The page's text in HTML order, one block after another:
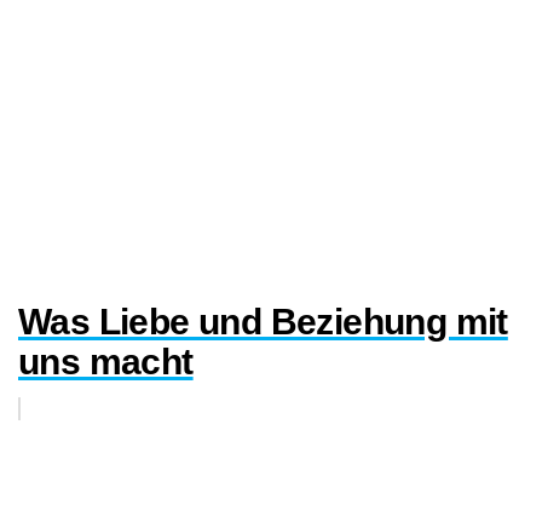
Was Liebe und Beziehung mit
uns macht